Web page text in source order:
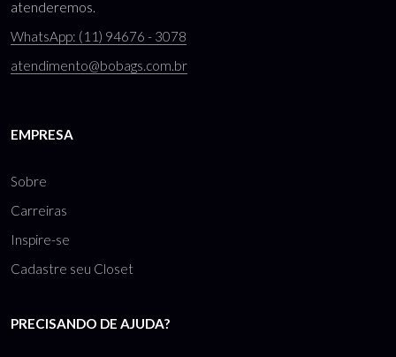
atenderemos.
WhatsApp: (11) 94676 - 3078
atendimento@bobags.com.br
EMPRESA
Sobre
Carreiras
Inspire-se
Cadastre seu Closet
PRECISANDO DE AJUDA?